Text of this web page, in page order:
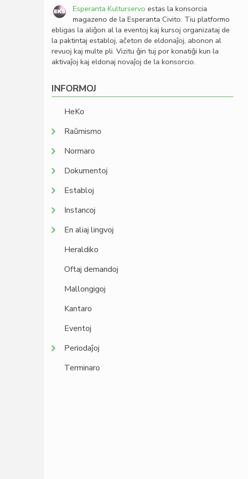
Esperanta Kulturservo estas la konsorcia
magazeno de la Esperanta Civito. Tiu platformo
ebligas la aliĝon al la eventoj kaj kursoj organizataj de
la paktintaj establoj, aĉeton de eldonaĵoj, abonon al
revuoj kaj multe pli. Vizitu ĝin tuj por konatiĝi kun la
aktivaĵoj kaj eldonaj novaĵoj de la konsorcio.
INFORMOJ
HeKo
Raŭmismo
Normaro
Dokumentoj
Establoj
Instancoj
En aliaj lingvoj
Heraldiko
Oftaj demandoj
Mallongigoj
Kantaro
Eventoj
Periodaĵoj
Terminaro